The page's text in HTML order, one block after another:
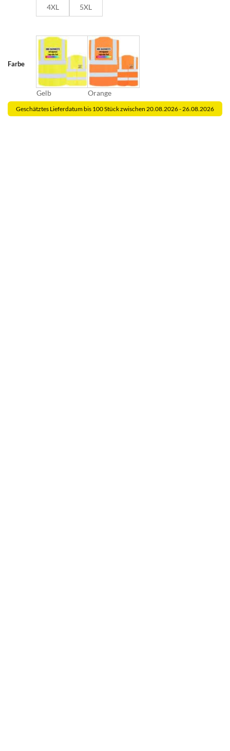
4XL 5XL
Farbe
Gelb Orange
Geschätztes Lieferdatum bis 100 Stück zwischen 20.08.2026 - 26.08.2026